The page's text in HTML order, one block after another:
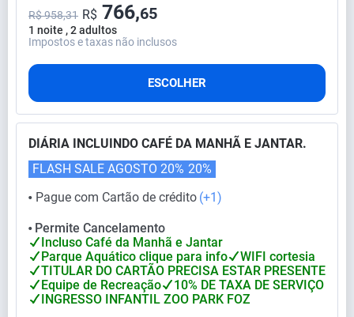
1 noite , 2 adultos
R$ 958,31 R$ 766,65
Impostos e taxas não inclusos
ESCOLHER
DIÁRIA INCLUINDO CAFÉ DA MANHÃ E JANTAR.
⬤ Pague com Cartão de crédito (+1)
FLASH SALE AGOSTO 20% 20%
⬤
Permite Cancelamento
Incluso Café da Manhã e Jantar
Parque Aquático clique para info
WIFI cortesia
TITULAR DO CARTÃO PRECISA ESTAR PRESENTE
Equipe de Recreação
10% DE TAXA DE SERVIÇO
INGRESSO INFANTIL ZOO PARK FOZ